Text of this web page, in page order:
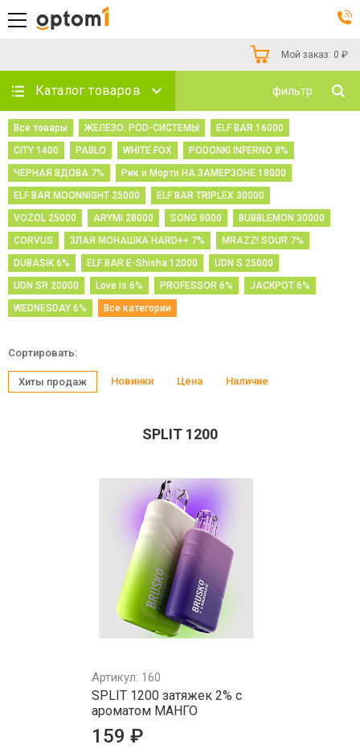
Мой заказ: 0 ₽
Каталог товаров фильтр
Все товары ЖЕЛЕЗО. POD-СИСТЕМЫ
ELF BAR 16000
CITY 1400
PABLO WHITE FOX
PODONKI INFERNO 8%
ЧЕРНАЯ ВДОВА 7%
Рик и Морти НА ЗАМЕРЗОНЕ 18000
ELF BAR MOONNIGHT 25000
ELF BAR TRIPLEX 30000
VOZOL 25000
ARYMI 28000 SONG 8000
BUBBLEMON 30000
CORVUS
ЗЛАЯ МОНАШКА HARD++ 7%
MRAZZ! SOUR 7%
DUBASIK 6%
ELF BAR E-Shisha 12000
UDN S 25000
UDN SR 20000
Love is 6% PROFESSOR 6%
JACKPOT 6%
WEDNESDAY 6%
Все категории
Сортировать:
Хиты продаж Новинки Цена Наличие
SPLIT 1200
Артикул: 160
SPLIT 1200 затяжек 2% с
ароматом МАНГО
159 ₽